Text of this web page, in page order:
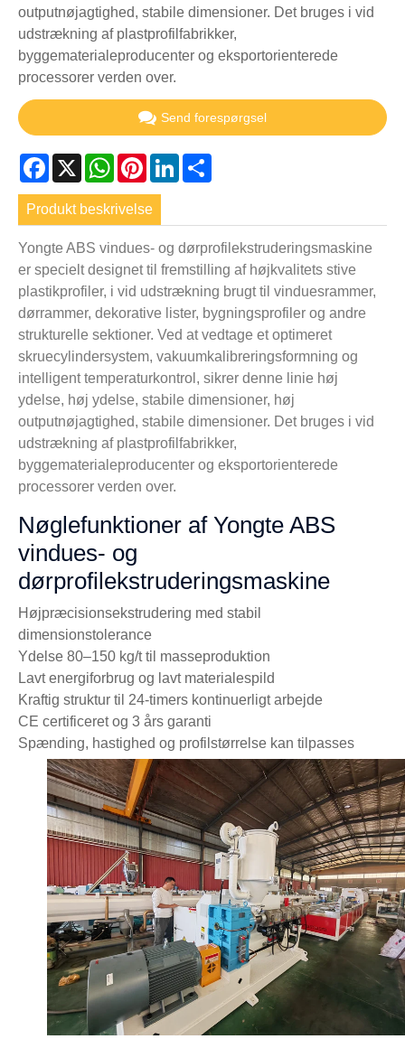
outputnøjagtighed, stabile dimensioner. Det bruges i vid
udstrækning af plastprofilfabrikker,
byggematerialeproducenter og eksportorienterede
processorer verden over.
Send forespørgsel
Facebook
X WhatsApp
PinterestLinkedIn
Produkt beskrivelse
Yongte ABS vindues- og dørprofilekstruderingsmaskine
er specielt designet til fremstilling af højkvalitets stive
plastikprofiler, i vid udstrækning brugt til vinduesrammer,
dørrammer, dekorative lister, bygningsprofiler og andre
strukturelle sektioner. Ved at vedtage et optimeret
skruecylindersystem, vakuumkalibreringsformning og
intelligent temperaturkontrol, sikrer denne linie høj
ydelse, høj ydelse, stabile dimensioner, høj
outputnøjagtighed, stabile dimensioner. Det bruges i vid
udstrækning af plastprofilfabrikker,
byggematerialeproducenter og eksportorienterede
processorer verden over.
Nøglefunktioner af Yongte ABS
vindues- og
dørprofilekstruderingsmaskine
Højpræcisionsekstrudering med stabil
dimensionstolerance
Ydelse 80–150 kg/t til masseproduktion
Lavt energiforbrug og lavt materialespild
Kraftig struktur til 24-timers kontinuerligt arbejde
CE certificeret og 3 års garanti
Spænding, hastighed og profilstørrelse kan tilpasses